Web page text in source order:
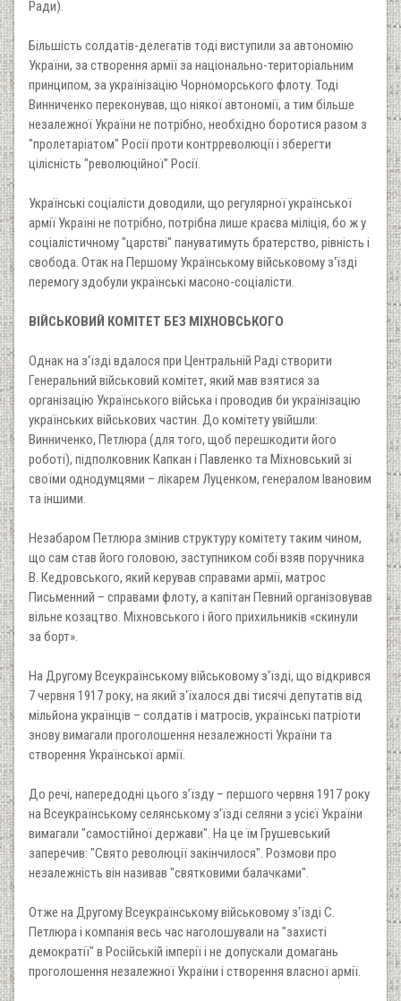
Ради).
Більшість солдатів-делегатів тоді виступили за автономію
України, за створення армії за національно-територіальним
принципом, за українізацію Чорноморського флоту. Тоді
Винниченко переконував, що ніякої автономії, а тим більше
незалежної України не потрібно, необхідно боротися разом з
"пролетаріатом" Росії проти контрреволюції і зберегти
цілісність "революційної" Росії.
Українські соціалісти доводили, що регулярної української
армії Україні не потрібно, потрібна лише краєва міліція, бо ж у
соціалістичному "царстві" пануватимуть братерство, рівність і
свобода. Отак на Першому Українському військовому з'їзді
перемогу здобули українські масоно-соціалісти.
ВІЙСЬКОВИЙ КОМІТЕТ БЕЗ МІХНОВСЬКОГО
Однак на з'їзді вдалося при Центральній Раді створити
Генеральний військовий комітет, який мав взятися за
організацію Українського війська і проводив би українізацію
українських військових частин. До комітету увійшли:
Винниченко, Петлюра (для того, щоб перешкодити його
роботі), підполковник Капкан і Павленко та Міхновський зі
своїми однодумцями – лікарем Луценком, генералом Івановим
та іншими.
Незабаром Петлюра змінив структуру комітету таким чином,
що сам став його головою, заступником собі взяв поручника
В. Кедровського, який керував справами армії, матрос
Письменний – справами флоту, а капітан Певний організовував
вільне козацтво. Міхновського і його прихильників «скинули
за борт».
На Другому Всеукраїнському військовому з'їзді, що відкрився
7 червня 1917 року, на який з'їхалося дві тисячі депутатів від
мільйона українців – солдатів і матросів, українські патріоти
знову вимагали проголошення незалежності України та
створення Української армії.
До речі, напередодні цього з’їзду – першого червня 1917 року
на Всеукраїнському селянському з'їзді селяни з усієї України
вимагали "самостійної держави". На це їм Грушевський
заперечив: "Свято революції закінчилося". Розмови про
незалежність він називав "святковими балачками".
Отже на Другому Всеукраїнському військовому з'їзді С.
Петлюра і компанія весь час наголошували на "захисті
демократії" в Російській імперії і не допускали домагань
проголошення незалежної України і створення власної армії.